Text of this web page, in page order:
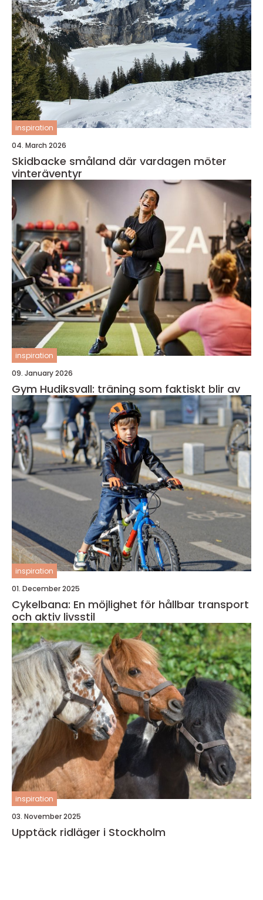
inspiration
04. March 2026
Skidbacke småland där vardagen möter
vinteräventyr
inspiration
09. January 2026
Gym Hudiksvall: träning som faktiskt blir av
inspiration
01. December 2025
Cykelbana: En möjlighet för hållbar transport
och aktiv livsstil
inspiration
03. November 2025
Upptäck ridläger i Stockholm